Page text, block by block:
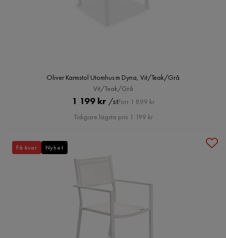
Oliver Karmstol Utomhus m Dyna, Vit/Teak/Grå
Vit/Teak/Grå
Pris
1 199 kr /st
Original
Pris
Förr 1 899 kr
Tidigare lägsta pris 1 199 kr
Få kvar Nyhet